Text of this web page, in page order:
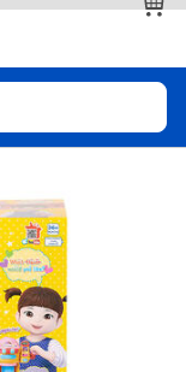
查看全部